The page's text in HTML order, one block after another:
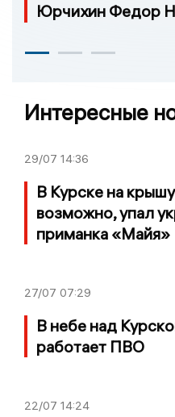
Юрчихин Федор
Интересные
29/07 14:36
В Курске на
возможно, упал
приманка «Майя»
27/07 07:29
В небе над
работает ПВО
22/07 14:24